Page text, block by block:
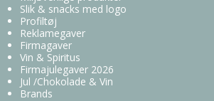
Slik & snacks med logo
Profiltøj
Reklamegaver
Firmagaver
Vin & Spiritus
Firmajulegaver 2026
Jul /Chokolade & Vin
Brands